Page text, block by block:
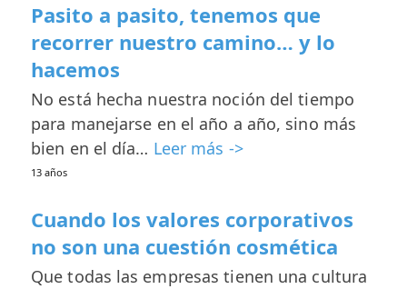
Pasito a pasito, tenemos que
recorrer nuestro camino… y lo
hacemos
No está hecha nuestra noción del tiempo
para manejarse en el año a año, sino más
bien en el día… Leer más ->
13 años
Cuando los valores corporativos
no son una cuestión cosmética
Que todas las empresas tienen una cultura